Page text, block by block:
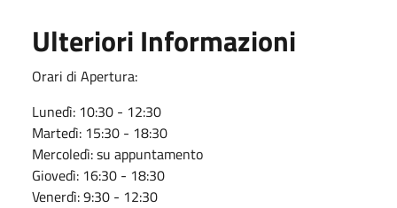
Ulteriori Informazioni
Orari di Apertura:
Lunedì: 10:30 - 12:30
Martedì: 15:30 - 18:30
Mercoledì: su appuntamento
Giovedì: 16:30 - 18:30
Venerdì: 9:30 - 12:30